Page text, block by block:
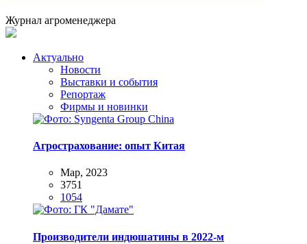
Журнал агроменеджера
Актуально
Новости
Выставки и события
Репортаж
Фирмы и новинки
Агрострахование: опыт Китая
Мар, 2023
3751
1054
Производители индюшатины в 2022-м